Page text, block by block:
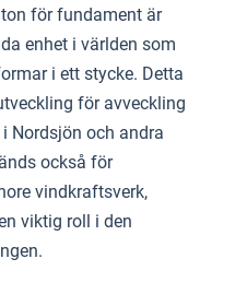
för fundament är
enhet i världen som
i ett stycke. Detta
för avveckling
Nordsjön och andra
också för
vindkraftsverk,
viktig roll i den